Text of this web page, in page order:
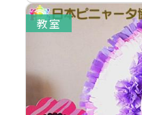
教室